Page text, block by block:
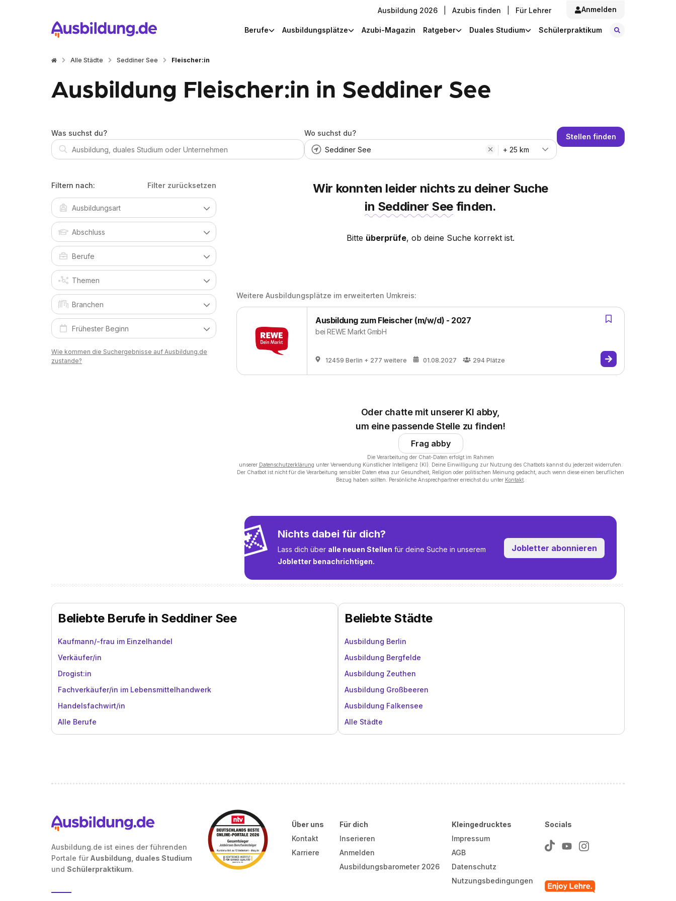
Ausbildung 2026 Azubis finden Für Lehrer Anmelden
Berufe Ausbildungsplätze Azubi-Magazin Ratgeber Duales Studium Schülerpraktikum
Alle Städte Seddiner See Fleischer:in
Ausbildung Fleischer:in in Seddiner See
Was suchst du?
Wo suchst du?
+ 25 km
Stellen finden
Filtern nach: Filter zurücksetzen
Wie kommen die Suchergebnisse auf Ausbildung.de
zustande?
Wir konnten leider nichts zu deiner Suche
in Seddiner See finden.
Bitte überprüfe, ob deine Suche korrekt ist.
Weitere Ausbildungsplätze im erweiterten Umkreis:
Ausbildung zum Fleischer (m/w/d) - 2027
beiREWE Markt GmbH
12459 Berlin + 277 weitere 01.08.2027 294 Plätze
Oder chatte mit unserer KI abby,
um eine passende Stelle zu finden!
Frag abby
Die Verarbeitung der Chat-Daten erfolgt im Rahmen
unserer Datenschutzerklärung unter Verwendung Künstlicher Intelligenz (KI). Deine Einwilligung zur Nutzung des Chatbots kannst du jederzeit widerrufen.
Der Chatbot ist nicht für die Verarbeitung sensibler Daten etwa zur Gesundheit, Religion oder politischen Meinung gedacht, auch wenn diese einen beruflichen
Bezug haben sollten. Persönliche Ansprechpartner erreichst du unter Kontakt
💌 Nichts dabei für dich?
Lass dich über alle neuen Stellen für deine Suche in unserem
Jobletter benachrichtigen.
Jobletter abonnieren
Beliebte Berufe in Seddiner See
Kaufmann/-frau im Einzelhandel
Verkäufer/in
Drogist:in
Fachverkäufer/in im Lebensmittelhandwerk
Handelsfachwirt/in
Alle Berufe
Beliebte Städte
Ausbildung Berlin
Ausbildung Bergfelde
Ausbildung Zeuthen
Ausbildung Großbeeren
Ausbildung Falkensee
Alle Städte
Ausbildung.de ist eines der führenden
Portale für Ausbildung, duales Studium
und Schülerpraktikum.
Über uns
Kontakt
Karriere
Für dich
Inserieren
Anmelden
Ausbildungsbarometer 2026
Kleingedrucktes
Impressum
AGB
Datenschutz
Nutzungsbedingungen
Socials